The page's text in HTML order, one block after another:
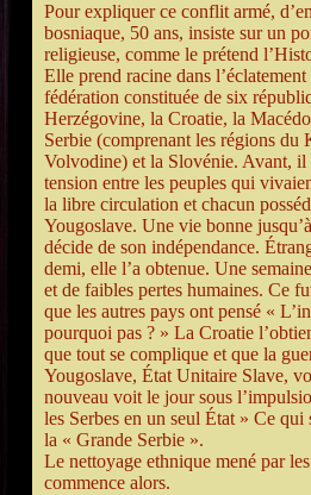
Pour expliquer ce conflit armé,
bosniaque, 50 ans, insiste sur un
religieuse, comme le prétend
Elle prend racine dans
fédération constituée de six
Herzégovine, la Croatie, la
Serbie (comprenant les régions du
Volvodine) et la Slovénie. Avant, il
tension entre les peuples qui
la libre circulation et chacun
Yougoslave. Une vie bonne
décide de son indépendance.
demi, elle l’a obtenue. Une
et de faibles pertes humaines. Ce
que les autres pays ont pensé «
pourquoi pas ? » La Croatie
que tout se complique et que la
Yougoslave, État Unitaire Slave,
nouveau voit le jour sous
les Serbes en un seul État » Ce
la « Grande Serbie ».
Le nettoyage ethnique mené par
commence alors.